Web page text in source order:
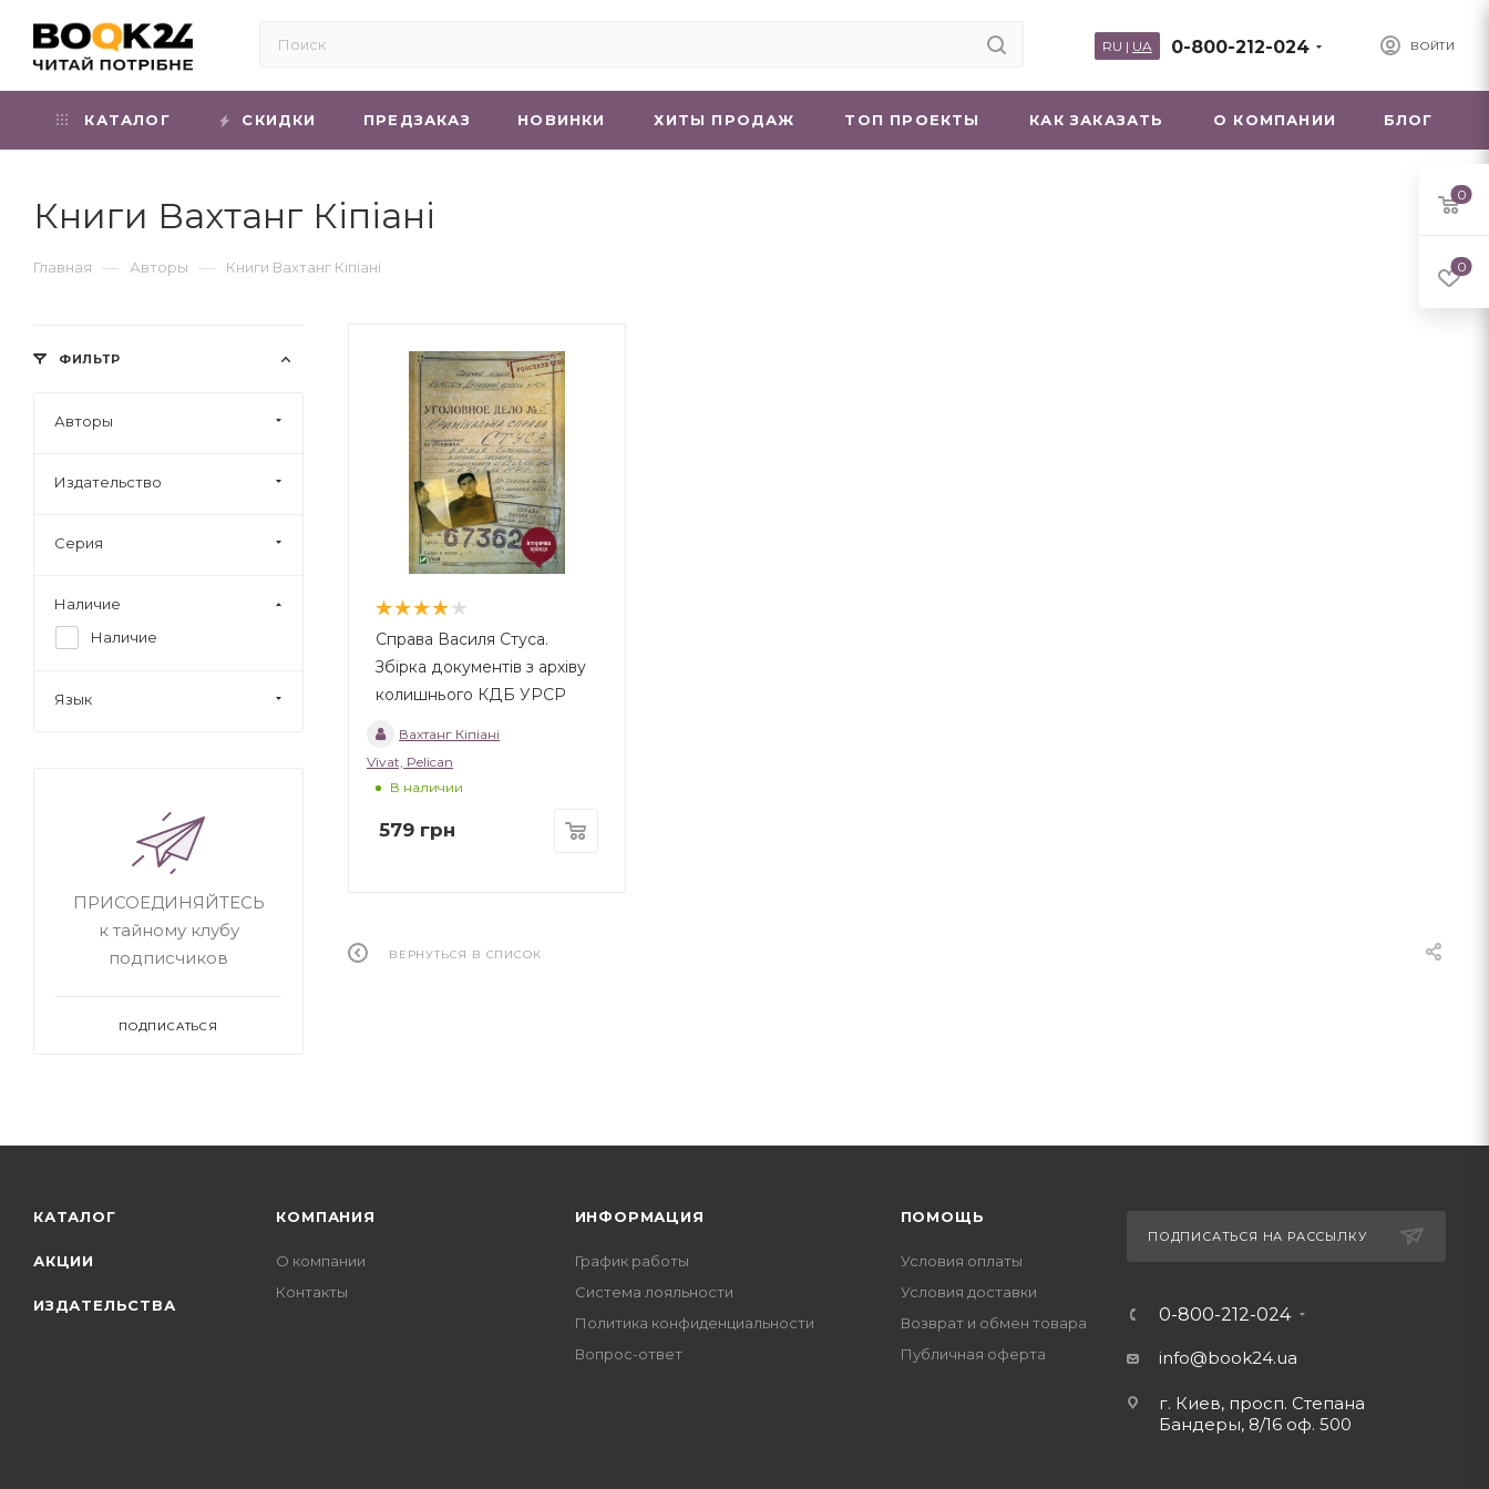
ВОЙТИ
0-800-212-024
RU | UA
КАТАЛОГ СКИДКИ ПРЕДЗАКАЗ НОВИНКИ ХИТЫ ПРОДАЖ ТОП ПРОЕКТЫ КАК ЗАКАЗАТЬ О КОМПАНИИ БЛОГ
Книги Вахтанг Кіпіані
Главная — Авторы — Книги Вахтанг Кіпіані
Справа Василя Стуса.
Збірка документів з архіву
колишнього КДБ УРСР
Вахтанг Кіпіані
Vivat, Pelican
В наличии
579 грн
ВЕРНУТЬСЯ В СПИСОК
ФИЛЬТР
Авторы
Издательство
Серия
Наличие
Наличие
Язык
ПРИСОЕДИНЯЙТЕСЬ
к тайному клубу
подписчиков
ПОДПИСАТЬСЯ
КАТАЛОГ
АКЦИИ
ИЗДАТЕЛЬСТВА
КОМПАНИЯ
О компании
Контакты
ИНФОРМАЦИЯ
График работы
Система лояльности
Политика конфиденциальности
Вопрос-ответ
ПОМОЩЬ
Условия оплаты
Условия доставки
Возврат и обмен товара
Публичная оферта
ПОДПИСАТЬСЯ НА РАССЫЛКУ
0-800-212-024
info@book24.ua
г. Киев, просп. Степана
Бандеры, 8/16 оф. 500
0
0